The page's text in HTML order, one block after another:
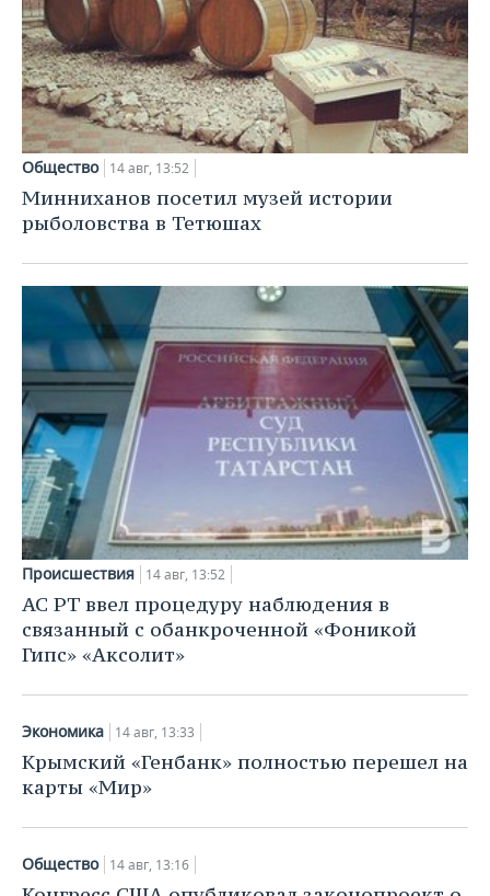
Общество 14 авг, 13:52
Минниханов посетил музей истории
рыболовства в Тетюшах
Происшествия 14 авг, 13:52
АС РТ ввел процедуру наблюдения в
связанный с обанкроченной «Фоникой
Гипс» «Аксолит»
Экономика 14 авг, 13:33
Крымский «Генбанк» полностью перешел на
карты «Мир»
Общество 14 авг, 13:16